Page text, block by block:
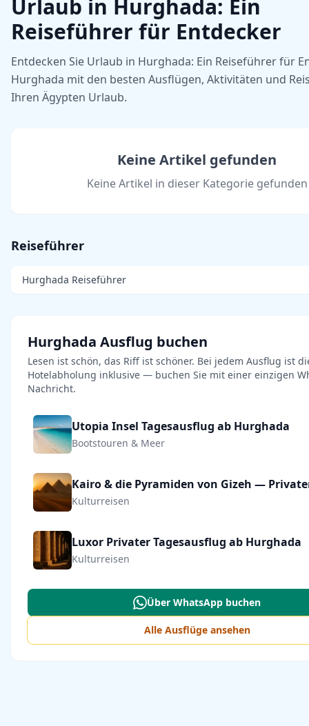
Urlaub in Hurghada: Ein
Reiseführer für Entdecker
Entdecken Sie Urlaub in Hurghada: Ein Reiseführer für
Hurghada mit den besten Ausflügen, Aktivitäten und
Ihren Ägypten Urlaub.
Keine Artikel gefunden
Keine Artikel in dieser Kategorie gefunden
Reiseführer
Hurghada Reiseführer
Hurghada Ausflug buchen
Lesen ist schön, das Riff ist schöner. Bei jedem Ausflug ist
Hotelabholung inklusive — buchen Sie mit einer einzigen
Nachricht.
Utopia Insel Tagesausflug ab Hurghada
Bootstouren & Meer
Kulturreisen
Luxor Privater Tagesausflug ab Hurghada
Kulturreisen
Über WhatsApp buchen
Alle Ausflüge ansehen